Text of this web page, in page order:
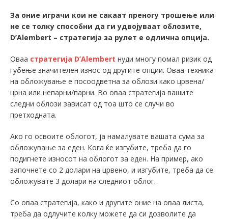
За оние играчи кои не сакаат преногу трошење или
не се толку способни да ги удвојуваат облозите,
D’Alembert – стратегија за рулет е одлична опција.
Оваа стратегија D’Alembert нуди многу помал ризик од
губење значителен износ од другите опции. Оваа техника
на обложување е посоодветна за облози како црвена/
црна или непарни/парни. Во оваа стратегија вашите
следни облози зависат од тоа што се случи во
претходната.
Ако го освоите облогот, ја намалувате вашата сума за
обложување за еден. Кога ќе изгубите, треба да го
подигнете износот на облогот за еден. На пример, ако
започнете со 2 долари на црвено, и изгубите, треба да се
обложувате 3 долари на следниот облог.
Со оваа стратегија, како и другите оние на оваа листа,
треба да одлучите колку можете да си дозволите да